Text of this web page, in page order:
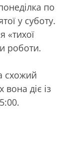
по
у суботу.
«тихої
роботи.
схожий
діє із